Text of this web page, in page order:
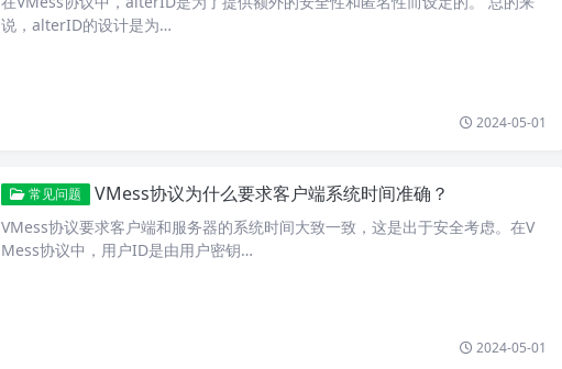
说，alterID的设计是为…
2024-05-01
常见问题 VMess协议为什么要求客户端系统时间准确？
VMess协议要求客户端和服务器的系统时间大致一致，这是出于安全考虑。在V
Mess协议中，用户ID是由用户密钥…
2024-05-01